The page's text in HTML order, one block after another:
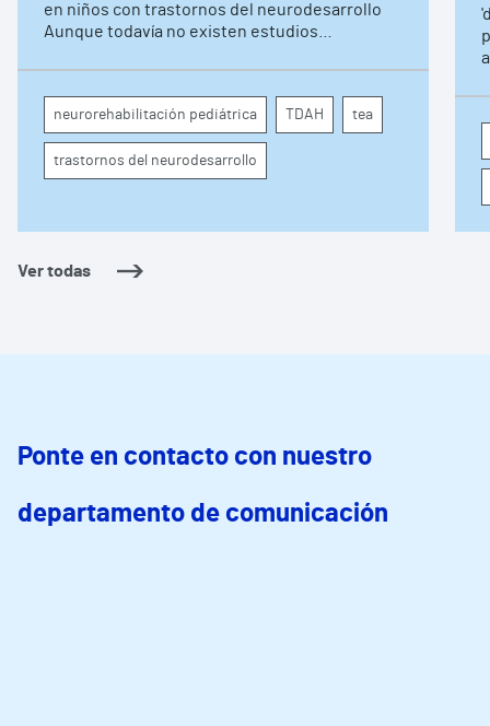
Ver todas
pediátrica de Vithas
en niños con trastornos del neurodesarrollo
Aunque todavía no existen estudios
comprender por qué el calor puede influir en la
atención, la regulación emocional y la
conducta
neurorehabilitación pediátrica TDAH tea
trastornos del neurodesarrollo
Ponte en contacto con nuestro
departamento de comunicación